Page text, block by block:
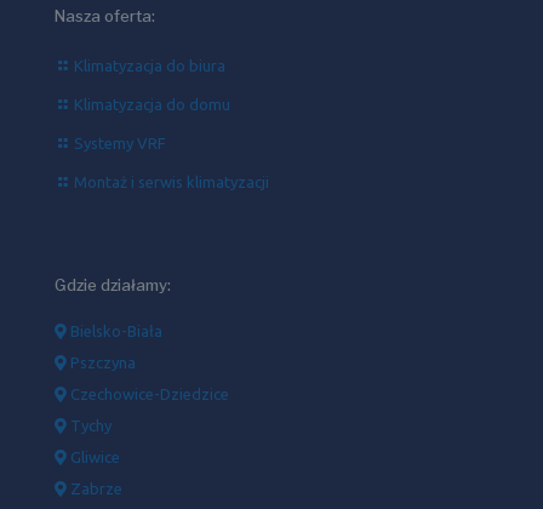
Nasza oferta:
Klimatyzacja do biura
Klimatyzacja do domu
Systemy VRF
Montaż i serwis klimatyzacji
Gdzie działamy:
Bielsko-Biała
Pszczyna
Czechowice-Dziedzice
Tychy
Gliwice
Zabrze